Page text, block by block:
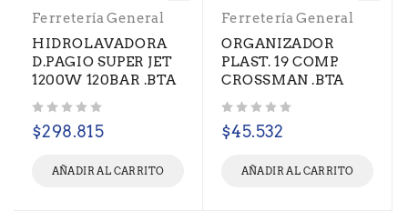
Ferretería General
HIDROLAVADORA
D.PAGIO SUPER JET
1200W 120BAR .BTA
$298.815
AÑADIR AL CARRITO
Ferretería General
ORGANIZADOR
PLAST. 19 COMP.
CROSSMAN .BTA
$45.532
AÑADIR AL CARRITO